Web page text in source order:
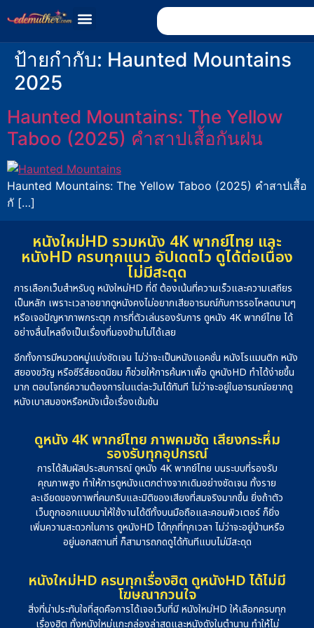
ป้ายกำกับ: Haunted Mountains
2025
Haunted Mountains: The Yellow
Taboo (2025) คำสาปเสื้อกันฝน
Haunted Mountains: The Yellow Taboo (2025) คำสาปเสื้อ
กั […]
หนังใหม่HD รวมหนัง 4K พากย์ไทย และ
หนังHD ครบทุกแนว อัปเดตไว ดูได้ต่อเนื่อง
ไม่มีสะดุด
การเลือกเว็บสำหรับดู หนังใหม่HD ที่ดี ต้องเน้นที่ความเร็วและความเสถียร
เป็นหลัก เพราะเวลาอยากดูหนังคงไม่อยากเสียอารมณ์กับการรอโหลดนานๆ
หรือเจอปัญหาภาพกระตุก การที่ตัวเล่นรองรับการ ดูหนัง 4K พากย์ไทย ได้
อย่างลื่นไหลจึงเป็นเรื่องที่มองข้ามไม่ได้เลย
อีกทั้งการมีหมวดหมู่แบ่งชัดเจน ไม่ว่าจะเป็นหนังแอคชั่น หนังโรแมนติก หนัง
สยองขวัญ หรือซีรีส์ยอดนิยม ก็ช่วยให้การค้นหาเพื่อ ดูหนังHD ทำได้ง่ายขึ้น
มาก ตอบโจทย์ความต้องการในแต่ละวันได้ทันที ไม่ว่าจะอยู่ในอารมณ์อยากดู
หนังเบาสมองหรือหนังเนื้อเรื่องเข้มข้น
ดูหนัง 4K พากย์ไทย ภาพคมชัด เสียงกระหึ่ม
รองรับทุกอุปกรณ์
การได้สัมผัสประสบการณ์ ดูหนัง 4K พากย์ไทย บนระบบที่รองรับ
คุณภาพสูง ทำให้การดูหนังแตกต่างจากเดิมอย่างชัดเจน ทั้งราย
ละเอียดของภาพที่คมกริบและมิติของเสียงที่สมจริงมากขึ้น ยิ่งถ้าตัว
เว็บถูกออกแบบมาให้ใช้งานได้ดีทั้งบนมือถือและคอมพิวเตอร์ ก็ยิ่ง
เพิ่มความสะดวกในการ ดูหนังHD ได้ทุกที่ทุกเวลา ไม่ว่าจะอยู่บ้านหรือ
อยู่นอกสถานที่ ก็สามารถกดดูได้ทันทีแบบไม่มีสะดุด
หนังใหม่HD ครบทุกเรื่องฮิต ดูหนังHD ได้ไม่มี
โฆษณากวนใจ
สิ่งที่น่าประทับใจที่สุดคือการได้เจอเว็บที่มี หนังใหม่HD ให้เลือกครบทุก
เรื่องฮิต ทั้งหนังใหม่แกะกล่องล่าสุดและหนังดังในตำนาน ทำให้ไม่